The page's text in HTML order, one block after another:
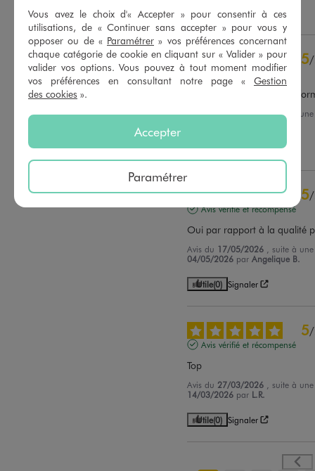
Utile (0) Signaler
5/
Avis vérifié et récompensé
Excellent produit, ne se
Avis du30/06/2026 , suite à
Utile(0) Signaler
5/
Avis vérifié et récompensé
Oui par rapport à la qualité
Avis du 17/05/2026 , suite à
04/05/2026 parAngelique B.
Utile(0) Signaler
5/
Avis vérifié et récompensé
Top
Avis du 27/03/2026 , suite à
14/03/2026 par L.R.
Utile(0) Signaler
Vous avez le choix d'« Accepter » pour consentir à ces
utilisations, de « Continuer sans accepter » pour vous y
opposer ou de « Paramétrer » vos préférences concernant
chaque catégorie de cookie en cliquant sur « Valider » pour
valider vos options. Vous pouvez à tout moment modifier
vos préférences en consultant notre page « Gestion
des cookies ».
Accepter
Paramétrer